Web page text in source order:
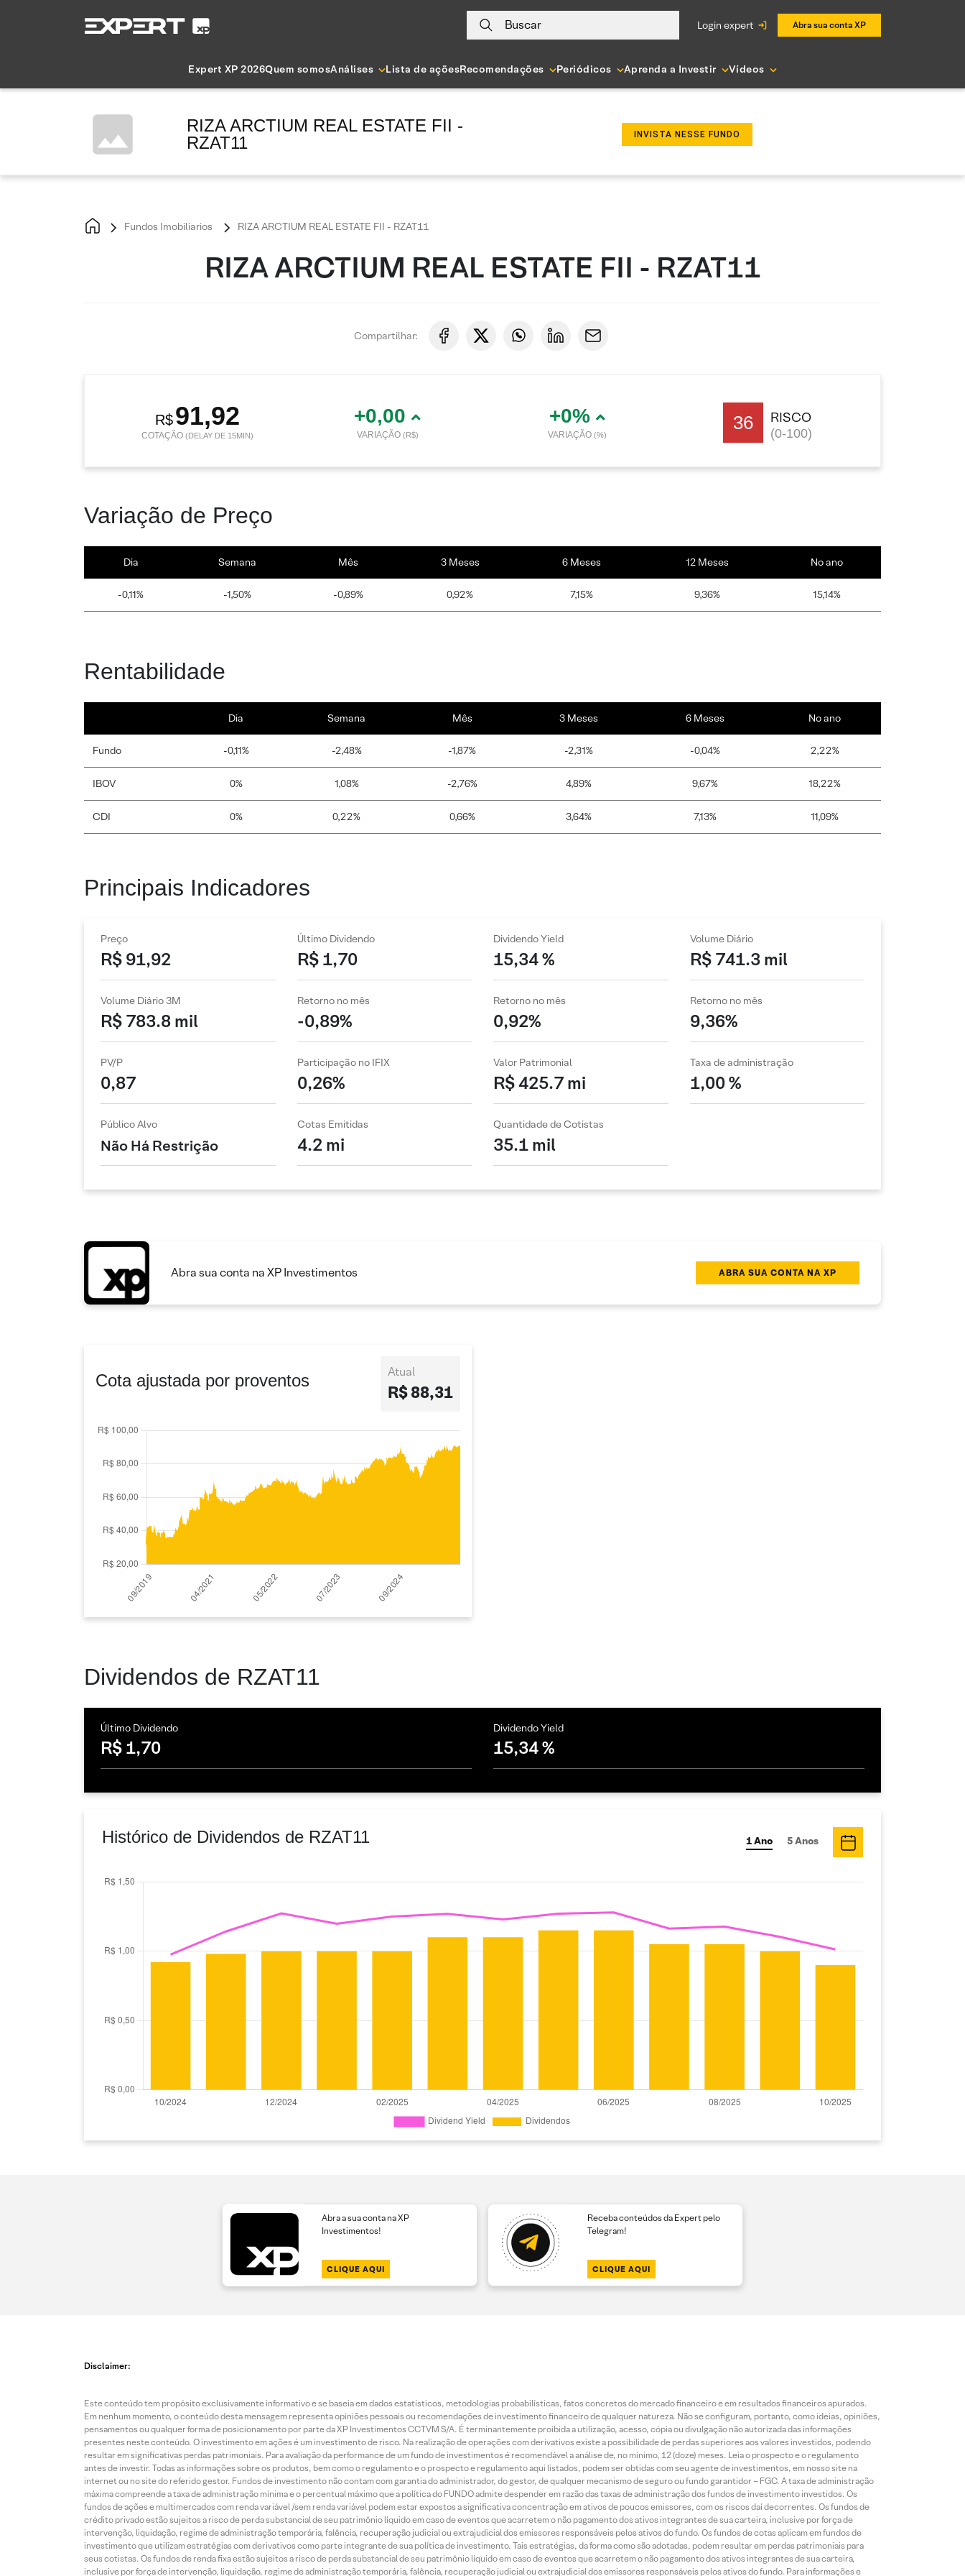
Buscar login expert Abra sua conta XP
Expert XP 2026Quem somosAnálises Lista de açõesRecomendações Periódicos Aprenda a Investir Vídeos
RIZA ARCTIUM REAL ESTATE FII -
RZAT11
INVISTA NESSE FUNDO
Fundos Imobiliarios RIZA ARCTIUM REAL ESTATE FII - RZAT11
RIZA ARCTIUM REAL ESTATE FII - RZAT11
Compartilhar:
R$91,92
COTAÇÃO(DELAY DE 15MIN)
+0,00
VARIAÇÃO (R$)
+0%
VARIAÇÃO(%)
36 RISCO
(0-100)
Variação de Preço
Dia Semana Mês 3 Meses 6 Meses 12 Meses No ano
-0,11% -1,50% -0,89% 0,92% 7,15% 9,36% 15,14%
Rentabilidade
Dia Semana Mês 3 Meses 6 Meses No ano
Fundo -0,11% -2,48% -1,87% -2,31% -0,04% 2,22%
IBOV 0% 1,08% -2,76% 4,89% 9,67% 18,22%
CDI 0% 0,22% 0,66% 3,64% 7,13% 11,09%
Principais Indicadores
Preço
R$ 91,92
Último Dividendo
R$ 1,70
Dividendo Yield
15,34 %
Volume Diário
R$ 741.3 mil
Volume Diário 3M
R$ 783.8 mil
Retorno no mês
-0,89%
Retorno no mês
0,92%
Retorno no mês
9,36%
PV/P
0,87
Participação no IFIX
0,26%
Valor Patrimonial
R$ 425.7 mi
Taxa de administração
1,00 %
Público Alvo
Não Há Restrição
Cotas Emitidas
4.2 mi
Quantidade de Cotistas
35.1 mil
Abra sua conta na XP Investimentos ABRA SUA CONTA NA XP
Cota ajustada por proventos Atual
R$ 88,31
Dividendos de RZAT11
Último Dividendo
R$ 1,70
Dividendo Yield
15,34 %
Histórico de Dividendos de RZAT11 1 Ano 5 Anos
Abra a sua conta na XP
Investimentos!
CLIQUE AQUI
Receba conteúdos da Expert pelo
Telegram!
CLIQUE AQUI
Disclaimer:
Este conteúdo tem propósito exclusivamente informativo e se baseia em dados estatísticos, metodologias probabilísticas, fatos concretos do mercado financeiro e em resultados financeiros apurados.
Em nenhum momento, o conteúdo desta mensagem representa opiniões pessoais ou recomendações de investimento financeiro de qualquer natureza. Não se configuram, portanto, como ideias, opiniões,
pensamentos ou qualquer forma de posicionamento por parte da XP Investimentos CCTVM S/A. É terminantemente proibida a utilização, acesso, cópia ou divulgação não autorizada das informações
presentes neste conteúdo. O investimento em ações é um investimento de risco. Na realização de operações com derivativos existe a possibilidade de perdas superiores aos valores investidos, podendo
resultar em significativas perdas patrimoniais. Para avaliação da performance de um fundo de investimentos é recomendável a análise de, no mínimo, 12 (doze) meses. Leia o prospecto e o regulamento
antes de investir. Todas as informações sobre os produtos, bem como o regulamento e o prospecto e regulamento aqui listados, podem ser obtidas com seu agente de investimentos, em nosso site na
internet ou no site do referido gestor. Fundos de investimento não contam com garantia do administrador, do gestor, de qualquer mecanismo de seguro ou fundo garantidor – FGC. A taxa de administração
máxima compreende a taxa de administração mínima e o percentual máximo que a política do FUNDO admite despender em razão das taxas de administração dos fundos de investimento investidos. Os
fundos de ações e multimercados com renda variável /sem renda variável podem estar expostos a significativa concentração em ativos de poucos emissores, com os riscos daí decorrentes. Os fundos de
crédito privado estão sujeitos a risco de perda substancial de seu patrimônio líquido em caso de eventos que acarretem o não pagamento dos ativos integrantes de sua carteira, inclusive por força de
intervenção, liquidação, regime de administração temporária, falência, recuperação judicial ou extrajudicial dos emissores responsáveis pelos ativos do fundo. Os fundos de cotas aplicam em fundos de
investimento que utilizam estratégias com derivativos como parte integrante de sua política de investimento. Tais estratégias, da forma como são adotadas, podem resultar em perdas patrimoniais para
seus cotistas. Os fundos de renda fixa estão sujeitos a risco de perda substancial de seu patrimônio líquido em caso de eventos que acarretem o não pagamento dos ativos integrantes de sua carteira,
inclusive por força de intervenção, liquidação, regime de administração temporária, falência, recuperação judicial ou extrajudicial dos emissores responsáveis pelos ativos do fundo. Para informações e